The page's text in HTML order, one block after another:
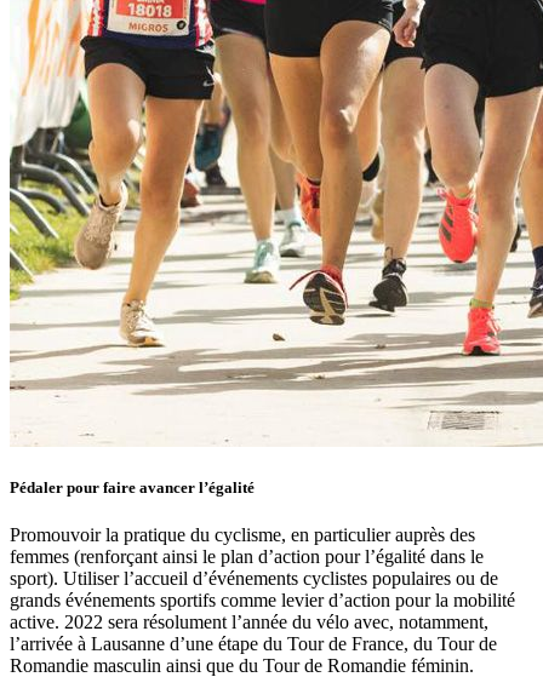
Pédaler pour faire avancer l’égalité
Promouvoir la pratique du cyclisme, en particulier auprès des
femmes (renforçant ainsi le plan d’action pour l’égalité dans le
sport). Utiliser l’accueil d’événements cyclistes populaires ou de
grands événements sportifs comme levier d’action pour la mobilité
active. 2022 sera résolument l’année du vélo avec, notamment,
l’arrivée à Lausanne d’une étape du Tour de France, du Tour de
Romandie masculin ainsi que du Tour de Romandie féminin.